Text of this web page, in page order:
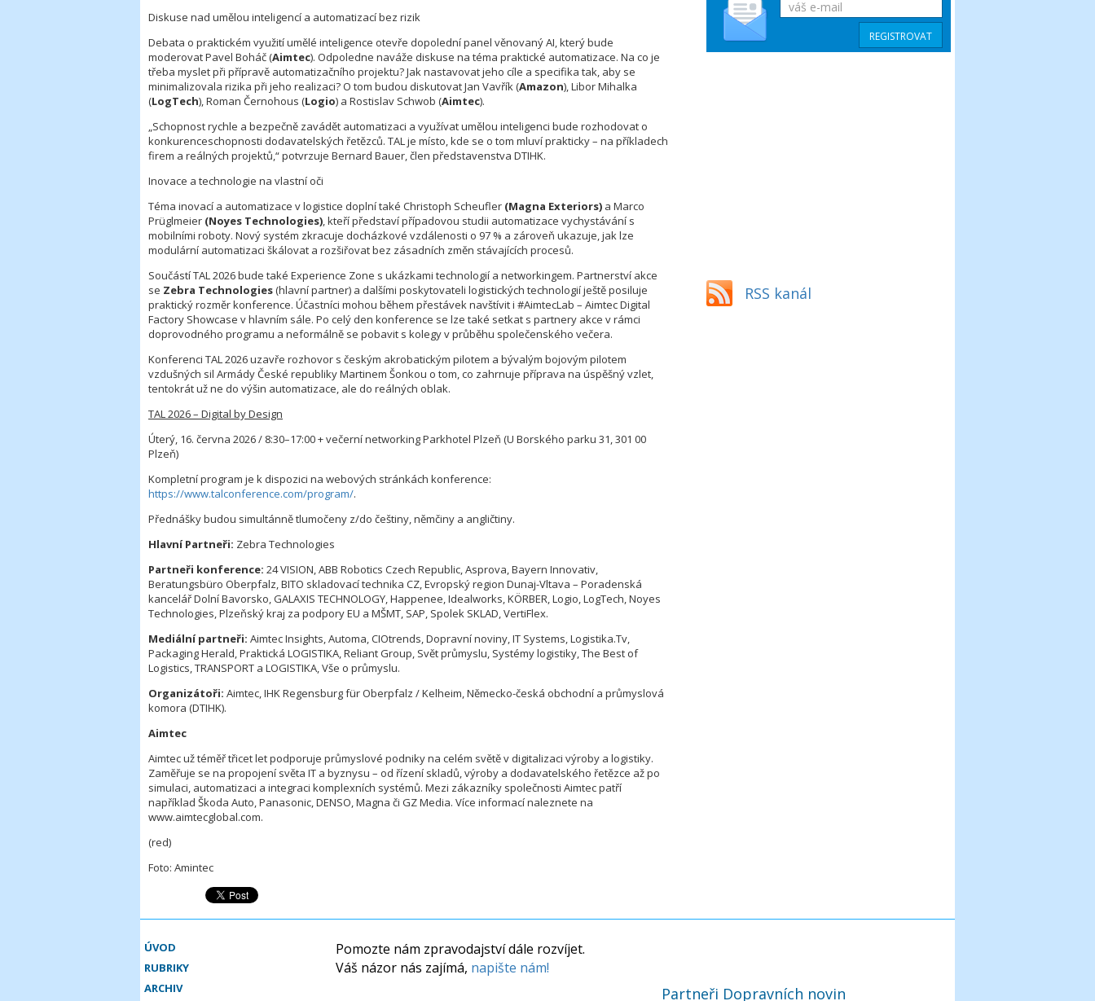
Diskuse nad umělou inteligencí a automatizací bez rizik
Debata o praktickém využití umělé inteligence otevře dopolední panel věnovaný AI, který bude
moderovat Pavel Boháč (Aimtec). Odpoledne naváže diskuse na téma praktické automatizace. Na co je
třeba myslet při přípravě automatizačního projektu? Jak nastavovat jeho cíle a specifika tak, aby se
minimalizovala rizika při jeho realizaci? O tom budou diskutovat Jan Vavřík (Amazon), Libor Mihalka
(LogTech), Roman Černohous (Logio) a Rostislav Schwob (Aimtec).
„Schopnost rychle a bezpečně zavádět automatizaci a využívat umělou inteligenci bude rozhodovat o
konkurenceschopnosti dodavatelských řetězců. TAL je místo, kde se o tom mluví prakticky – na příkladech
firem a reálných projektů,“ potvrzuje Bernard Bauer, člen představenstva DTIHK.
Inovace a technologie na vlastní oči
Téma inovací a automatizace v logistice doplní také Christoph Scheufler (Magna Exteriors) a Marco
Prüglmeier (Noyes Technologies), kteří představí případovou studii automatizace vychystávání s
mobilními roboty. Nový systém zkracuje docházkové vzdálenosti o 97 % a zároveň ukazuje, jak lze
modulární automatizaci škálovat a rozšiřovat bez zásadních změn stávajících procesů.
Součástí TAL 2026 bude také Experience Zone s ukázkami technologií a networkingem. Partnerství akce
se Zebra Technologies(hlavní partner) a dalšími poskytovateli logistických technologií ještě posiluje
praktický rozměr konference. Účastníci mohou během přestávek navštívit i #AimtecLab – Aimtec Digital
Factory Showcase v hlavním sále. Po celý den konference se lze také setkat s partnery akce v rámci
doprovodného programu a neformálně se pobavit s kolegy v průběhu společenského večera.
Konferenci TAL 2026 uzavře rozhovor s českým akrobatickým pilotem a bývalým bojovým pilotem
vzdušných sil Armády České republiky Martinem Šonkou o tom, co zahrnuje příprava na úspěšný vzlet,
tentokrát už ne do výšin automatizace, ale do reálných oblak.
TAL 2026 – Digital by Design
Úterý, 16. června 2026 / 8:30–17:00 + večerní networking Parkhotel Plzeň (U Borského parku 31, 301 00
Plzeň)
Kompletní program je k dispozici na webových stránkách konference:
https://www.talconference.com/program/.
Přednášky budou simultánně tlumočeny z/do češtiny, němčiny a angličtiny.
Hlavní Partneři: Zebra Technologies
Partneři konference: 24 VISION, ABB Robotics Czech Republic, Asprova, Bayern Innovativ,
Beratungsbüro Oberpfalz, BITO skladovací technika CZ, Evropský region Dunaj-Vltava – Poradenská
kancelář Dolní Bavorsko, GALAXIS TECHNOLOGY, Happenee, Idealworks, KÖRBER, Logio, LogTech, Noyes
Technologies, Plzeňský kraj za podpory EU a MŠMT, SAP, Spolek SKLAD, VertiFlex.
Mediální partneři: Aimtec Insights, Automa, CIOtrends, Dopravní noviny, IT Systems, Logistika.Tv,
Packaging Herald, Praktická LOGISTIKA, Reliant Group, Svět průmyslu, Systémy logistiky, The Best of
Logistics, TRANSPORT a LOGISTIKA, Vše o průmyslu.
Organizátoři: Aimtec, IHK Regensburg für Oberpfalz / Kelheim, Německo-česká obchodní a průmyslová
komora (DTIHK).
Aimtec
Aimtec už téměř třicet let podporuje průmyslové podniky na celém světě v digitalizaci výroby a logistiky.
Zaměřuje se na propojení světa IT a byznysu – od řízení skladů, výroby a dodavatelského řetězce až po
simulaci, automatizaci a integraci komplexních systémů. Mezi zákazníky společnosti Aimtec patří
například Škoda Auto, Panasonic, DENSO, Magna či GZ Media. Více informací naleznete na
www.aimtecglobal.com.
(red)
Foto: Amintec
RSS kanál
ÚVOD
RUBRIKY
ARCHIV
Pomozte nám zpravodajství dále rozvíjet.
Váš názor nás zajímá, napište nám!
Partneři Dopravních novin